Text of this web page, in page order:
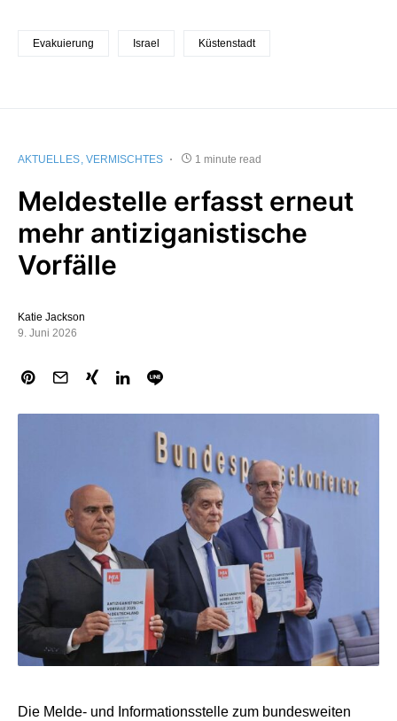
Evakuierung Israel Küstenstadt
AKTUELLES VERMISCHTES 1 minute read
Meldestelle erfasst erneut
mehr antiziganistische
Vorfälle
Katie Jackson
9. Juni 2026
Die Melde- und Informationsstelle zum bundesweiten